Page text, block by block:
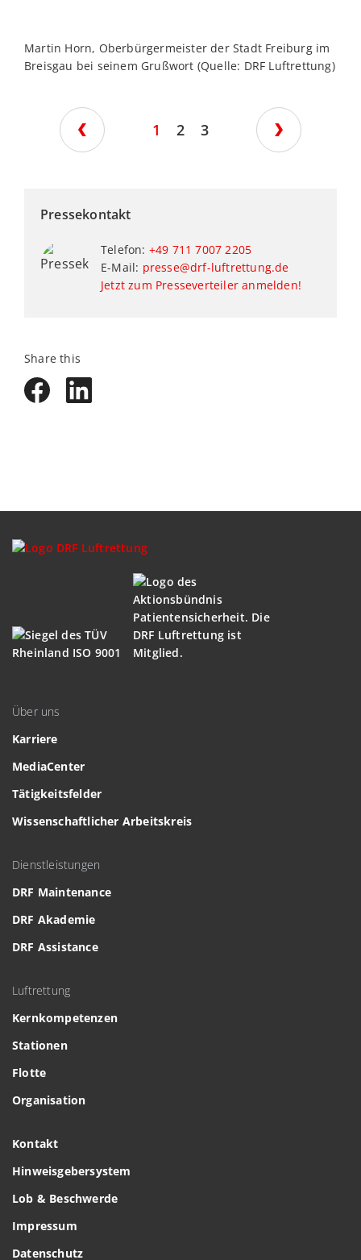
Martin Horn, Oberbürgermeister der Stadt Freiburg im
Breisgau bei seinem Grußwort (Quelle: DRF Luftrettung)
1 2 3
Pressekontakt
Telefon: +49 711 7007 2205
E-Mail: presse@drf-luftrettung.de
Jetzt zum Presseverteiler anmelden!
Share this
Über uns
Karriere
MediaCenter
Tätigkeitsfelder
Wissenschaftlicher Arbeitskreis
Dienstleistungen
DRF Maintenance
DRF Akademie
DRF Assistance
Luftrettung
Kernkompetenzen
Stationen
Flotte
Organisation
Kontakt
Hinweisgebersystem
Lob & Beschwerde
Impressum
Datenschutz